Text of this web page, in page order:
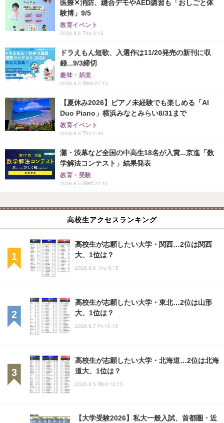
医療✕消防、縫合デモやAED講習も「おしごと体
験博」9/5
教育イベント
2026.8.6 Thu 0:15
ドラえもん短歌、入選作は11/20発売の新刊に収
録...9/3締切
趣味・娯楽
2026.8.5 Wed 21:15
【夏休み2026】ピアノ未経験でも楽しめる「AI
Duo Piano」横浜みなとみらい8/31まで
教育イベント
2026.8.6 Thu 1:45
灘・渋幕など全国の中高生18名が入賞...京進「数
学解法コンテスト」結果発表
教育・受験
2026.8.5 Wed 22:15
高校生アクセスランキング
高校生が志願したい大学・関西…2位は関西
大、1位は？
2026.8.6 Thu 9:15
高校生が志願したい大学・東北…2位は山形
大、1位は？
2026.8.7 Fri 10:15
高校生が志願したい大学・北海道…2位は北海
道大、1位は？
2026.8.5 Wed 12:15
【大学受験2026】私大一般入試、首都圏・近